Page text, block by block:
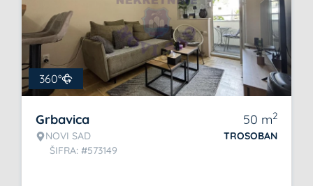
360°
Grbavica
NOVI SAD
ŠIFRA: #573149
50 m2
TROSOBAN